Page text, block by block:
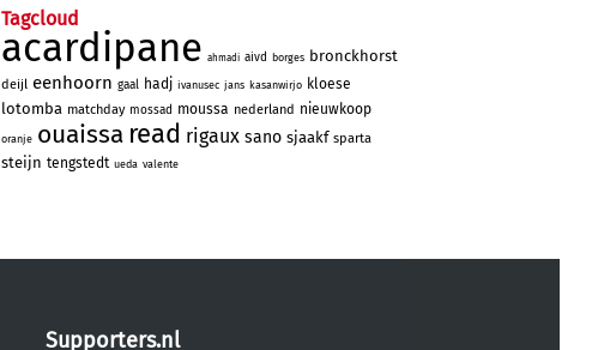
Tagcloud
acardipane ahmadi aivd borges bronckhorst
deijl eenhoorn gaal hadj ivanusec jans kasanwirjo kloese
lotomba matchday mossad moussa nederland nieuwkoop
oranje ouaissa read rigaux sano sjaakf sparta
steijn tengstedt ueda valente
Supporters.nl